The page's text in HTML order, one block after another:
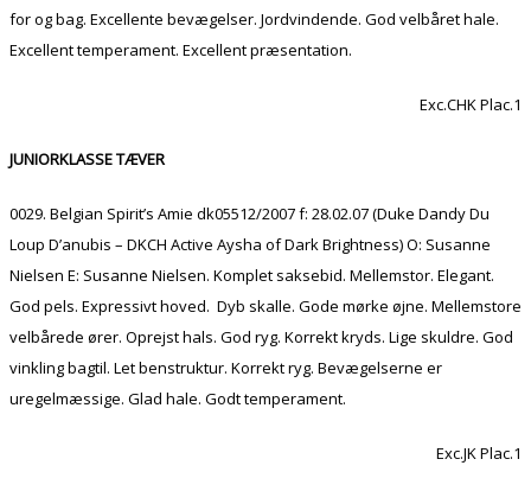
for og bag. Excellente bevægelser. Jordvindende. God velbåret hale.
Excellent temperament. Excellent præsentation.
Exc.CHK Plac.1
JUNIORKLASSE TÆVER
0029. Belgian Spirit’s Amie dk05512/2007 f: 28.02.07 (Duke Dandy Du
Loup D’anubis – DKCH Active Aysha of Dark Brightness) O: Susanne
Nielsen E: Susanne Nielsen. Komplet saksebid. Mellemstor. Elegant.
God pels. Expressivt hoved. Dyb skalle. Gode mørke øjne. Mellemstore
velbårede ører. Oprejst hals. God ryg. Korrekt kryds. Lige skuldre. God
vinkling bagtil. Let benstruktur. Korrekt ryg. Bevægelserne er
uregelmæssige. Glad hale. Godt temperament.
Exc.JK Plac.1